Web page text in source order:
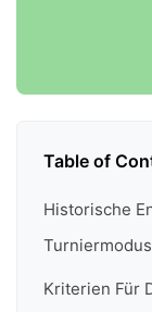
Table of
Historische
Turniermodus
Kriterien Für